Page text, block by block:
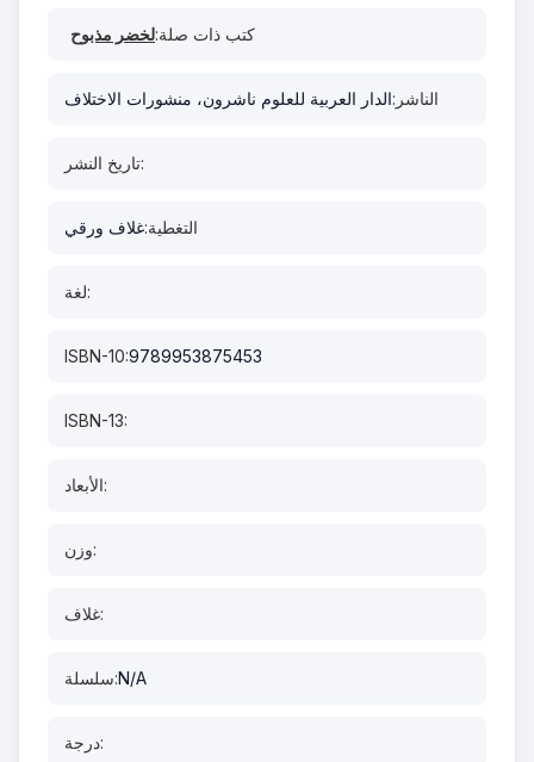
كتب ذات صلة:لخضر مذبوح
الناشر:الدار العربية للعلوم ناشرون، منشورات الاختلاف
تاريخ النشر:
التغطية:غلاف ورقي
لغة:
ISBN-10:9789953875453
ISBN-13:
الأبعاد:
وزن:
غلاف:
سلسلة:N/A
درجة: